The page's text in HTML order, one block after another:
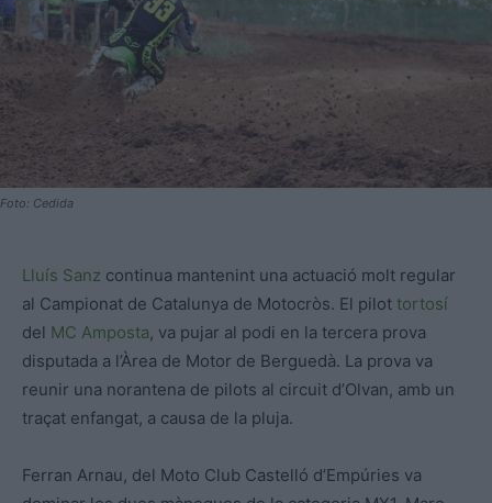
Foto: Cedida
Lluís Sanz continua mantenint una actuació molt regular
al Campionat de Catalunya de Motocròs. El pilot tortosí
del MC Amposta, va pujar al podi en la tercera prova
disputada a l’Àrea de Motor de Berguedà. La prova va
reunir una norantena de pilots al circuit d’Olvan, amb un
traçat enfangat, a causa de la pluja.
Ferran Arnau, del Moto Club Castelló d’Empúries va